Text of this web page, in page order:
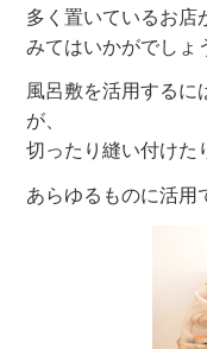
多く置いているお店
みてはいかがでしょ
風呂敷を活用するに
が、
切ったり縫い付けた
あらゆるものに活用